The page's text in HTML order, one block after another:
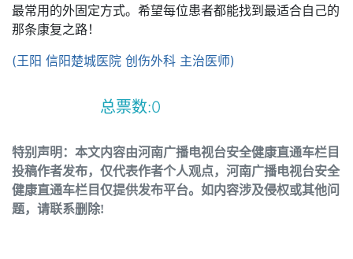
最常用的外固定方式。希望每位患者都能找到最适合自己的
那条康复之路！
(王阳 信阳楚城医院 创伤外科 主治医师)
总票数:0
特别声明：本文内容由河南广播电视台安全健康直通车栏目
投稿作者发布，仅代表作者个人观点，河南广播电视台安全
健康直通车栏目仅提供发布平台。如内容涉及侵权或其他问
题，请联系删除!